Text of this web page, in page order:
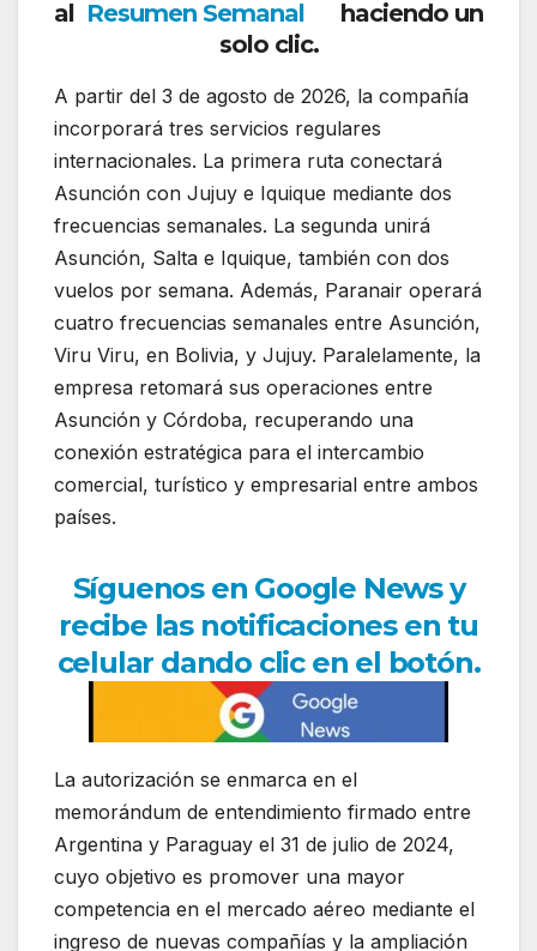
al Resumen Semanal haciendo un
solo clic.
A partir del 3 de agosto de 2026, la compañía
incorporará tres servicios regulares
internacionales. La primera ruta conectará
Asunción con Jujuy e Iquique mediante dos
frecuencias semanales. La segunda unirá
Asunción, Salta e Iquique, también con dos
vuelos por semana. Además, Paranair operará
cuatro frecuencias semanales entre Asunción,
Viru Viru, en Bolivia, y Jujuy. Paralelamente, la
empresa retomará sus operaciones entre
Asunción y Córdoba, recuperando una
conexión estratégica para el intercambio
comercial, turístico y empresarial entre ambos
países.
Síguenos en Google News y
recibe las notificaciones en tu
celular dando clic en el botón.
La autorización se enmarca en el
memorándum de entendimiento firmado entre
Argentina y Paraguay el 31 de julio de 2024,
cuyo objetivo es promover una mayor
competencia en el mercado aéreo mediante el
ingreso de nuevas compañías y la ampliación